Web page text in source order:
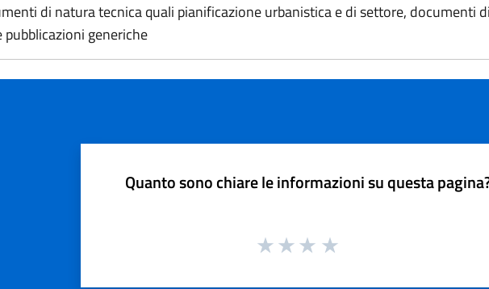
di natura tecnica quali pianificazione urbanistica e di settore, documenti
generiche
Quanto sono chiare le informazioni su questa